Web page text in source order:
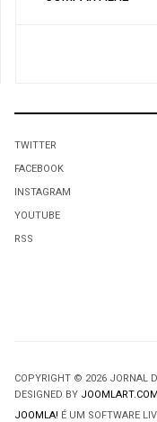
TWITTER
FACEBOOK
INSTAGRAM
YOUTUBE
RSS
COPYRIGHT © 2026 JORNAL
DESIGNED BY JOOMLART.COM
JOOMLA! É UM SOFTWARE